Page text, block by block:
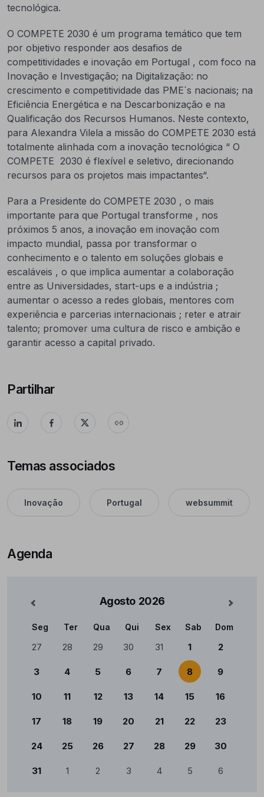
tecnológica.
O COMPETE 2030 é um programa temático que tem
por objetivo responder aos desafios de
competitividades e inovação em Portugal , com foco na
Inovação e Investigação; na Digitalização: no
crescimento e competitividade das PME´s nacionais; na
Eficiência Energética e na Descarbonização e na
Qualificação dos Recursos Humanos. Neste contexto,
para Alexandra Vilela a missão do COMPETE 2030 está
totalmente alinhada com a inovação tecnológica “ O
COMPETE 2030 é flexível e seletivo, direcionando
recursos para os projetos mais impactantes“.
Para a Presidente do COMPETE 2030 , o mais
importante para que Portugal transforme , nos
próximos 5 anos, a inovação em inovação com
impacto mundial, passa por transformar o
conhecimento e o talento em soluções globais e
escaláveis , o que implica aumentar a colaboração
entre as Universidades, start-ups e a indústria ;
aumentar o acesso a redes globais, mentores com
experiência e parcerias internacionais ; reter e atrair
talento; promover uma cultura de risco e ambição e
garantir acesso a capital privado.
Partilhar
Temas associados
Inovação Portugal websummit
Agenda
Agosto 2026 Mês
Calendário
Seg Ter Qua Qui Sex Sab Dom
27 28 29 30 31 1 2
3 4 5 6 7 8 9
10 11 12 13 14 15 16
17 18 19 20 21 22 23
24 25 26 27 28 29 30
31 1 2 3 4 5 6